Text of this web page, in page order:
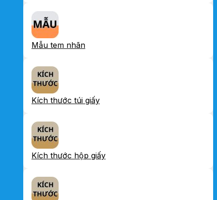
Mẫu tem nhãn
Kích thước túi giấy
Kích thước hộp giấy